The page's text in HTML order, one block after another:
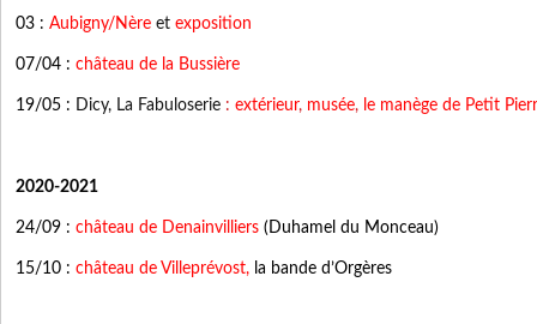
03 : Aubigny/Nère et exposition
07/04 : château de la Bussière
19/05 : Dicy, La Fabuloserie : extérieur, musée, le manège de Petit
2020-2021
24/09 : château de Denainvilliers (Duhamel du Monceau)
15/10 : château de Villeprévost, la bande d’Orgères